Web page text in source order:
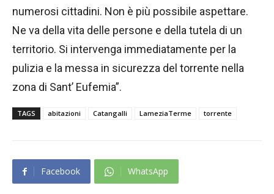
numerosi cittadini. Non è più possibile aspettare.
Ne va della vita delle persone e della tutela di un
territorio. Si intervenga immediatamente per la
pulizia e la messa in sicurezza del torrente nella
zona di Sant’ Eufemia”.
TAGS abitazioni Catangalli LameziaTerme torrente
Facebook WhatsApp